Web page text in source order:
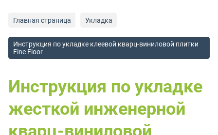
Главная страница Укладка
Инструкция по укладке клеевой кварц-виниловой плитки
Fine Floor
Инструкция по укладке
жесткой инженерной
кварц-виниловой